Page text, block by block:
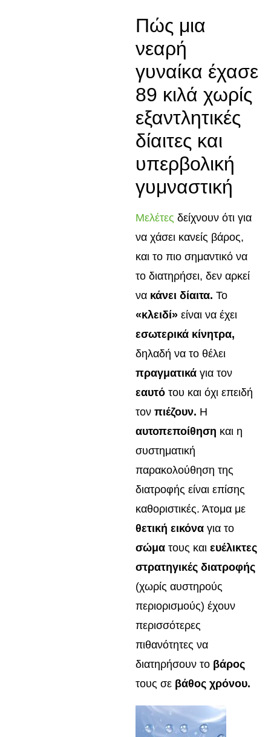
Πώς μια
νεαρή
γυναίκα έχασε
89 κιλά χωρίς
εξαντλητικές
δίαιτες και
υπερβολική
γυμναστική
Μελέτες δείχνουν ότι για
να χάσει κανείς βάρος,
και το πιο σημαντικό να
το διατηρήσει, δεν αρκεί
να κάνει δίαιτα. Το
«κλειδί» είναι να έχει
εσωτερικά κίνητρα,
δηλαδή να το θέλει
πραγματικά για τον
εαυτό του και όχι επειδή
τον πιέζουν. Η
αυτοπεποίθηση και η
συστηματική
παρακολούθηση της
διατροφής είναι επίσης
καθοριστικές. Άτομα με
θετική εικόνα για το
σώμα τους και ευέλικτες
στρατηγικές διατροφής
(χωρίς αυστηρούς
περιορισμούς) έχουν
περισσότερες
πιθανότητες να
διατηρήσουν το βάρος
τους σε βάθος χρόνου.